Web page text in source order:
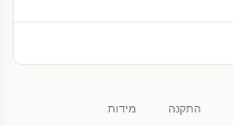
התקנה מידות